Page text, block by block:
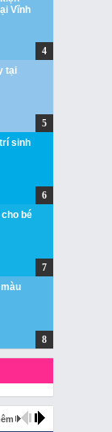
Vĩnh
tại
sinh
bé